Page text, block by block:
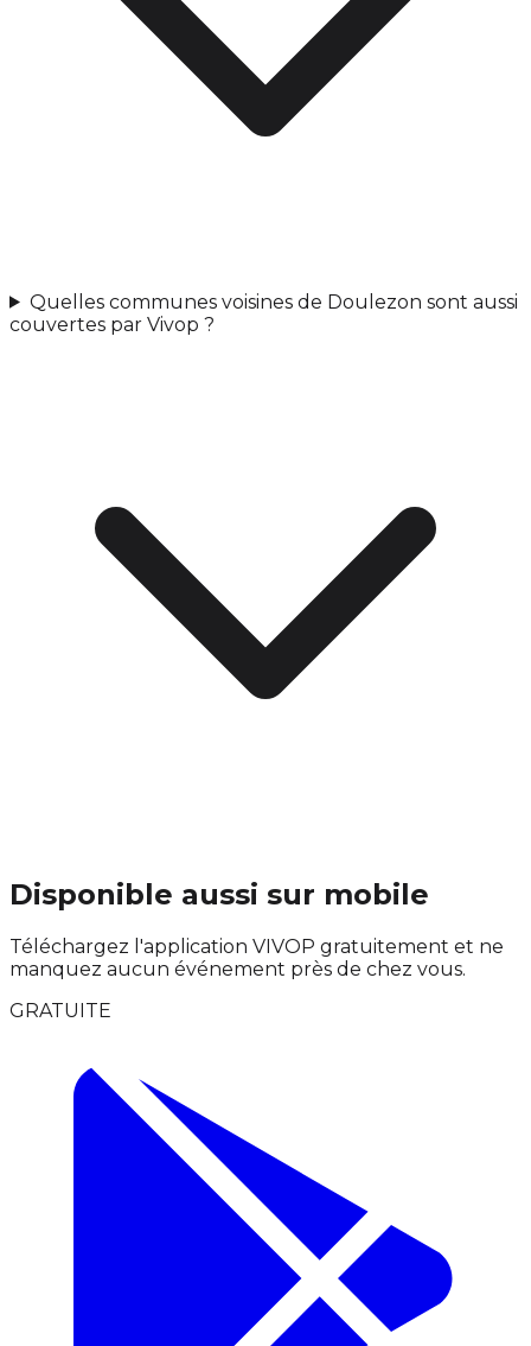
Quelles communes voisines de Doulezon sont aussi
couvertes par Vivop ?
Disponible aussi sur mobile
Téléchargez l'application VIVOP gratuitement et ne
manquez aucun événement près de chez vous.
GRATUITE